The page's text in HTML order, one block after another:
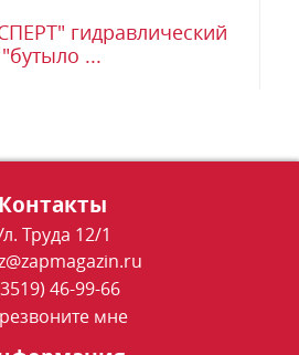
гидравлический
"бутыло ...
Контакты
Труда 12/1
46-99-66
мне